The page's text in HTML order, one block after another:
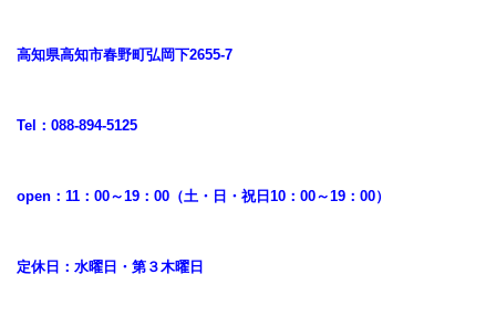
高知県高知市春野町弘岡下2655-7
Tel：088-894-5125
open：11：00～19：00（土・日・祝日10：00～19：00）
定休日：水曜日・第３木曜日